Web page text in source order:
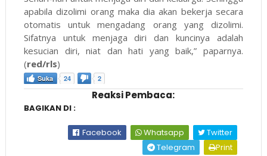
apabila dizolimi orang maka dia akan bekerja secara
otomatis untuk mengadang orang yang dizolimi.
Sifatnya untuk menjaga diri dan kuncinya adalah
kesucian diri, niat dan hati yang baik,” paparnya.
(red/rls)
Suka 24 2
Reaksi Pembaca:
BAGIKAN DI :
Facebook Whatsapp
Twitter
Telegram
Print